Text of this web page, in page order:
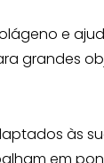
e
grandes
às